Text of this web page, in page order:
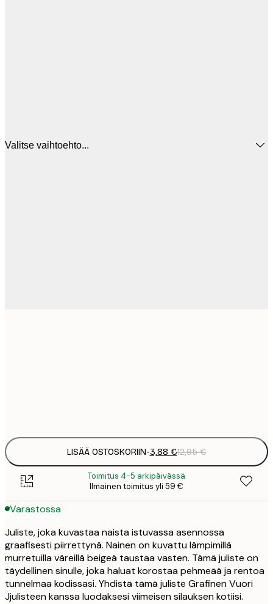
Valitse vaihtoehto...
LISÄÄ OSTOSKORIIN-3,88 €12,95 €
Toimitus 4-5 arkipäivässä
Ilmainen toimitus yli 59 €
Varastossa
Juliste, joka kuvastaa naista istuvassa asennossa
graafisesti piirrettynä. Nainen on kuvattu lämpimillä
murretuilla väreillä beigeä taustaa vasten. Tämä juliste on
täydellinen sinulle, joka haluat korostaa pehmeää ja rentoa
tunnelmaa kodissasi. Yhdistä tämä juliste Grafinen Vuori
Jjulisteen kanssa luodaksesi viimeisen silauksen kotiisi.